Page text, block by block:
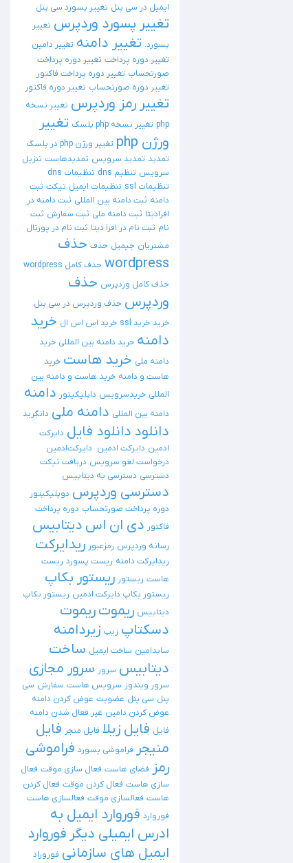
ایمیل در سی پنل تغییر پسورد سی پنل
تغییر پسورد وردپرس تغییر
پسورد. تغییر دامنه تغییر دامین
تغییر دوره پرداخت تغییر دوره پرداخت
صورتحساب تغییر دوره پرداخت فاکتور
تغییر دوره صورتحساب تغییر دوره فاکتور
تغییر رمز وردپرس تغییر نسخه
php تغییر نسخه php پلسک
تغییر
ورژن php
تغییر ورژن php در پلسک
تمدید تمدید سرویس تمدیدهاست تنزیل
سرویس تنظیم dns
تنظیمات dns
تنظیمات ssl
تنظیمات ایمیل تیکت ثبت
دامنه ثبت دامنه بین المللی ثبت دامنه در
افرادیتا ثبت دامنه ملی ثبت سفارش ثبت
نام ثبت نام در افرا دیتا ثبت نام در پورتال
مشتریان جیمیل حذف حذف
wordpress حذف کامل wordpress
حذف کامل وردپرس حذف
وردپرس حذف وردپرس در سی پنل
خرید خرید ssl خرید اس اس ال خرید
دامنه خرید دامنه بین المللی خرید
دامنه ملی خرید هاست خرید
هاست و دامنه خرید هاست و دامنه بین
المللی خریدسرویس داپلیکیتور دامنه
دامنه بین المللی دامنه ملی دانگرید
دانلود دانلود فایل دایرکت
ادمین دایرکت ادمین. دایرکت‌ادمین
درخواست لغو سرویس دریافت تیکت
دسترسی دسترسی به دیتابیس
دسترسی وردپرس دوپلیکیتور
دوره پرداخت صورتحساب دوره پرداخت
فاکتور دی ان اس دیتابیس
رسانه وردپرس رمزعبور ریدایرکت
ریدایرکت دامنه ریست پسورد ریست
هاست ریستور ریستور بکاپ
ریستور بکاپ دایرکت ادمین ریستور بکاپ
دیتابیس ریموتریموت
دسکتاپ زیپ زیردامنه
سابدامین ساخت ایمیل ساخت
دیتابیس سرور سرور مجازی
سرور ویندوز سرویس هاست سفارش سی
پنل سی پنل عضویت عوض کردن دامنه
عوض کردن دامین غیر فعال شدن دامنه
فایل فایل زیلا فایل منجر فایل
منیجر فراموشی پسورد فراموشی
رمز
فضای هاست فعال سازی موقت فعال
سازی هاست فعال کردن موقت فعال کردن
هاست فعالسازی موقت فعالسازی هاست
فوروارد فوروارد ایمیل به
ادرس ایمیلی دیگر فوروارد
ایمیل های سازمانی فوروراد